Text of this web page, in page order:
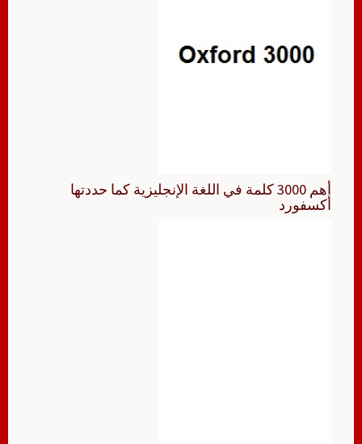
أهم 3000 كلمة في اللغة الإنجليزية كما حددتها
أكسفورد